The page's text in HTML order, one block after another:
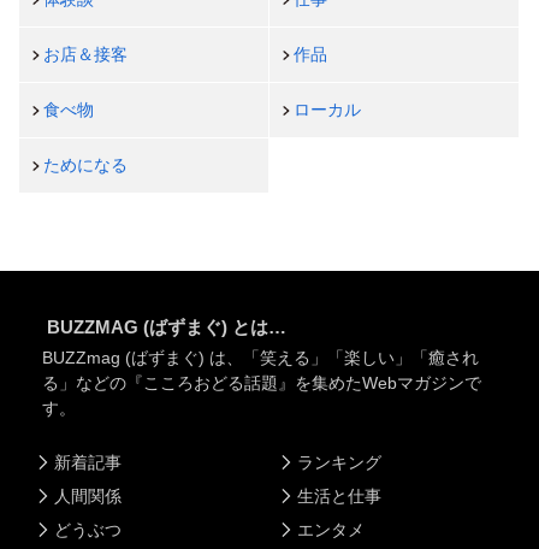
お店＆接客 作品
食べ物 ローカル
ためになる
BUZZMAG (ばずまぐ) とは…
BUZZmag (ばずまぐ) は、「笑える」「楽しい」「癒され
る」などの『こころおどる話題』を集めたWebマガジンで
す。
新着記事
人間関係
どうぶつ
ランキング
生活と仕事
エンタメ